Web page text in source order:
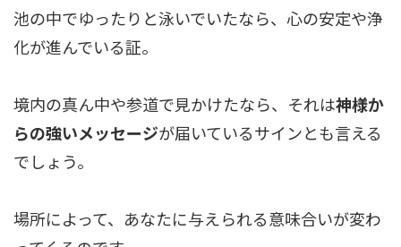
池の中でゆったりと泳いでいたなら、心の安定や浄
化が進んでいる証。
境内の真ん中や参道で見かけたなら、それは神様か
らの強いメッセージが届いているサインとも言える
でしょう。
場所によって、あなたに与えられる意味合いが変わ